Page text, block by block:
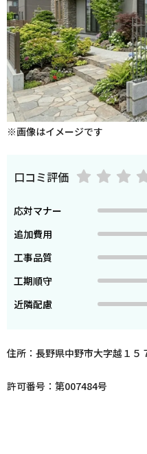
※画像はイメージです
口コミ評価
応対マナー
追加費用
工事品質
工期順守
近隣配慮
住所：長野県中野市大字越１５
許可番号：第007484号